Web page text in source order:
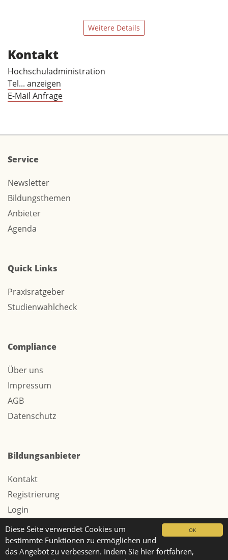
OK
Diese Seite verwendet Cookies um
bestimmte Funktionen zu ermöglichen und
das Angebot zu verbessern. Indem Sie hier fortfahren,
Weitere Details
Kontakt
Hochschuladministration
Tel... anzeigen
E-Mail Anfrage
Service
Newsletter
Bildungsthemen
Anbieter
Agenda
Quick Links
Praxisratgeber
Studienwahlcheck
Compliance
Über uns
Impressum
AGB
Datenschutz
Bildungsanbieter
Kontakt
Registrierung
Login
Werbung / Tarife